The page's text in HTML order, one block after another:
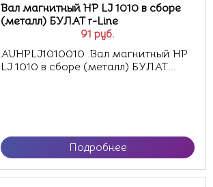
91 руб.
Вал магнитный HP LJ 1010 в сборе
(металл) БУЛАТ r-Line
AUHPLJ1010010 .Вал магнитный HP
LJ 1010 в сборе (металл) БУЛАТ...
Подробнее